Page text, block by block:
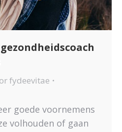
fydeevitae
goede voornemens
volhouden of gaan